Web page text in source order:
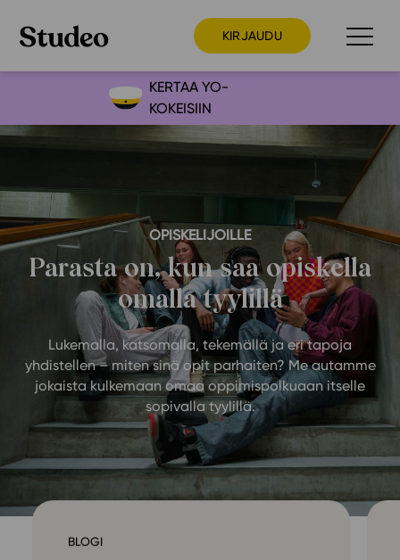
KIRJAUDU
Preppaaja
Opiskelija
Huoltaja
Kokeilutarjous
Ainstain
Alakoulu
Yläkoulu
Lukio
Ajankohtaista
Ominaisuudet
Tapahtumakalenteri
Webinaari­tallenteet
Yhteisö
Ohjekeskus
KERTAA YO-
KOKEISIIN
OPISKELIJOILLE
Parasta on, kun saa opiskella
omalla tyylillä
Lukemalla, katsomalla, tekemällä ja eri tapoja
yhdistellen – miten sinä opit parhaiten? Me autamme
jokaista kulkemaan omaa oppimispolkuaan itselle
sopivalla tyylillä.
BLOGI